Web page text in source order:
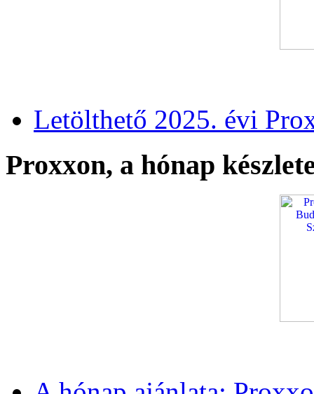
Letölthető 2025. évi
Proxxon, a hónap